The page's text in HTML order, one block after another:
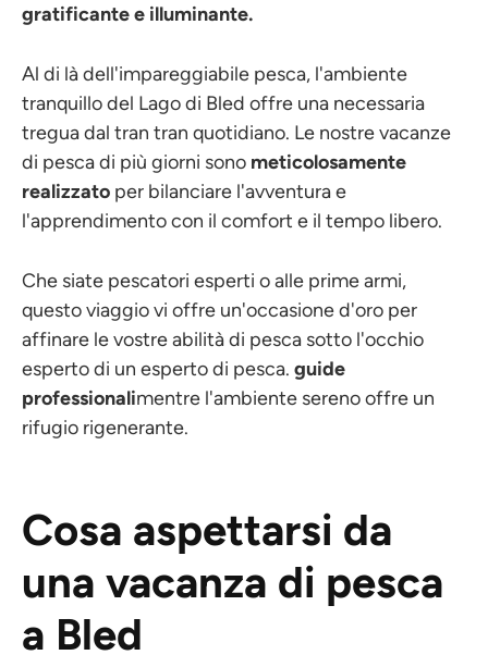
gratificante e illuminante.
Al di là dell'impareggiabile pesca, l'ambiente
tranquillo del Lago di Bled offre una necessaria
tregua dal tran tran quotidiano. Le nostre vacanze
di pesca di più giorni sono meticolosamente
realizzato per bilanciare l'avventura e
l'apprendimento con il comfort e il tempo libero.
Che siate pescatori esperti o alle prime armi,
questo viaggio vi offre un'occasione d'oro per
affinare le vostre abilità di pesca sotto l'occhio
esperto di un esperto di pesca. guide
professionalimentre l'ambiente sereno offre un
rifugio rigenerante.
Cosa aspettarsi da
una vacanza di pesca
a Bled